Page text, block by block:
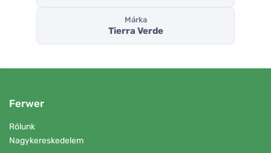
Márka
Tierra Verde
Ferwer
Rólunk
Nagykereskedelem